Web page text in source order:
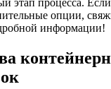
опции,
информации!